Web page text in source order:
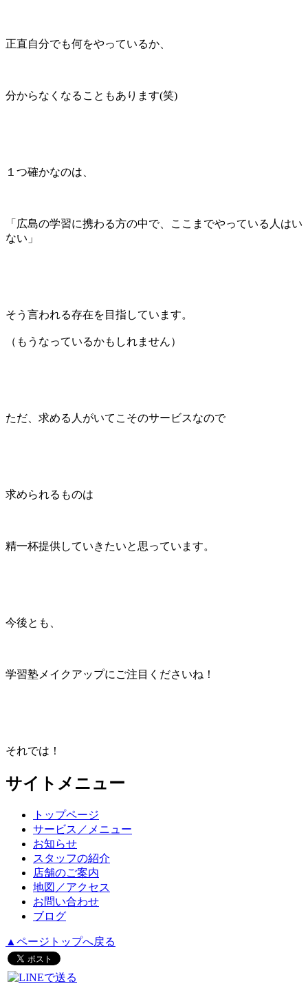
正直自分でも何をやっているか、
分からなくなることもあります(笑)
１つ確かなのは、
「広島の学習に携わる方の中で、ここまでやっている人はい
ない」
そう言われる存在を目指しています。
（もうなっているかもしれません）
ただ、求める人がいてこそのサービスなので
求められるものは
精一杯提供していきたいと思っています。
今後とも、
学習塾メイクアップにご注目くださいね！
それでは！
サイトメニュー
トップページ
サービス／メニュー
お知らせ
スタッフの紹介
店舗のご案内
地図／アクセス
お問い合わせ
ブログ
▲ページトップへ戻る